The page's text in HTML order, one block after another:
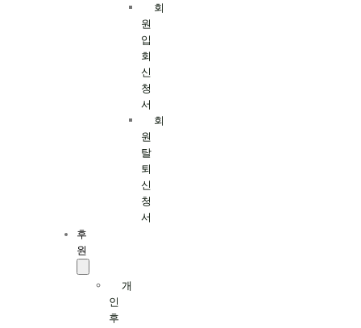
회
원
입
회
신
청
서
회
원
탈
퇴
신
청
서
후
원
개
인
후